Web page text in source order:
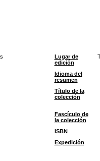
Lugar de
edición
Idioma del
resumen
Título de la
colección
Fascículo de
la colección
ISBN
Expedición